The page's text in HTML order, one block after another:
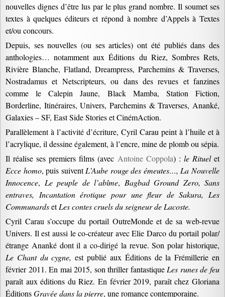
nouvelles dignes d’être lus par le plus grand nombre. Il soumet ses
textes à quelques éditeurs et répond à nombre d’Appels à Textes
et/ou concours.
Depuis, ses nouvelles (ou ses articles) ont été publiés dans des
anthologies… notamment aux Éditions du Riez, Sombres Rets,
Rivière Blanche, Flatland, Dreampress, Parchemins & Traverses,
Nostradamus et Netscripteurs, ou dans des revues et fanzines
comme le Calepin Jaune, Black Mamba, Station Fiction,
Borderline, Itinéraires, Univers, Parchemins & Traverses, Ananké,
Galaxies – SF, East Side Stories et CinémAction.
Parallèlement à l’activité d’écriture, Cyril Carau peint à l’huile et à
l’acrylique, il dessine également, à l’encre, mine de plomb ou sépia.
Il réalise ses premiers films (avec Antoine Coppola) : le Rituelet
Ecce homo, puis suiventL’Aube rouge des émeutes…, La Nouvelle
Innocence, Le peuple de l’abîme, Bagbad Ground Zero, Sans
entraves, Incantation érotique pour une fleur de Sakura, Les
CommunardsetLes contes cruels du seigneur de Lacoste.
Cyril Carau s’occupe du portail OutreMonde et de sa web-revue
Univers. Il est aussi le co-créateur avec Elie Darco du portail polar/
étrange Ananké dont il a co-dirigé la revue. Son polar historique,
Le Chant du cygne, est publié aux Éditions de la Frémillerie en
février 2011. En mai 2015, son thriller fantastique Les runes de feu
paraît aux éditions du Riez. En février 2019, paraît chez Gloriana
ÉditionsGravée dans la pierre, une romance contemporaine.